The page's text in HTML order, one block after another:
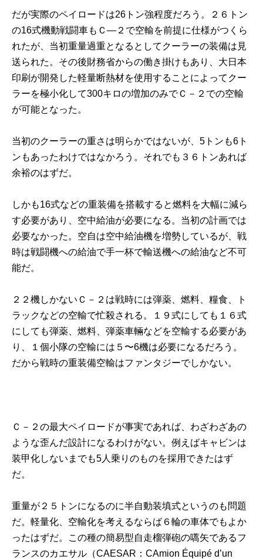
だが実際のペイロードは26トン強程度だろう。２６トン
の16式機動戦闘車もＣ―２で空輸を前提に仕様がつくら
れたが、当初重量過重となるとしてクーラーの装備は見
送られた。その後財務省からの働き掛けもあり、大日本
印刷が開発した軽量断熱材を使用することによってクー
ラーを極小化して300キロの増加のみでＣ－２での空輸
が可能となった。
当初のクーラーの重さは明らかではないが、5トンも6ト
ンもあったわけではなかろう。それでも３６トンあれば
余裕のはずだ。
しかも16式などの重装備を搭載すると燃料を大幅に減ら
す必要があり、空中給油が必要になる。当初の計画では
必要なかった。空自は空中給油機を増勢しているが、戦
時は戦闘機への給油で手一杯で輸送機への給油など不可
能だ。
２２機しかないＣ－２は戦時には弾薬、燃料、糧食、ト
ラックなどの空輸で忙殺される。１９式にしても１６式
にしても弾薬、燃料、弾薬車輛などを空輸する必要があ
り、１個小隊の空輸には５〜6機は必要になるだろう。
だから戦時の重装備空輸はファンタジーでしかない。
Ｃ－２の最大ペイロードが事実であれば、わざわざあの
ような歪んだ設計になるわけがない。例えばキャビンは
装甲化しないまでも5人乗りのものを採用できたはず
だ。
重量が２５トンになるのに半自動装填式というのも問題
だ。軽量化、空輸化を考えるならば６輪の車体でもよか
ったはずだ。この種の簡易型自走榴弾砲の嚆矢であるフ
ランスのカエサル（CAESAR：CAmion Équipé d’un